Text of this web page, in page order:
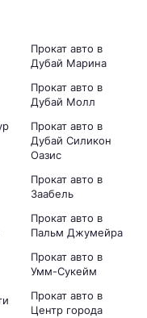
Прокат авто в
Дубай Марина
Прокат авто в
Дубай Молл
Прокат авто в
Дубай Силикон
Оазис
Прокат авто в
Заабель
Прокат авто в
Пальм Джумейра
Прокат авто в
Умм-Сукейм
Прокат авто в
Центр города